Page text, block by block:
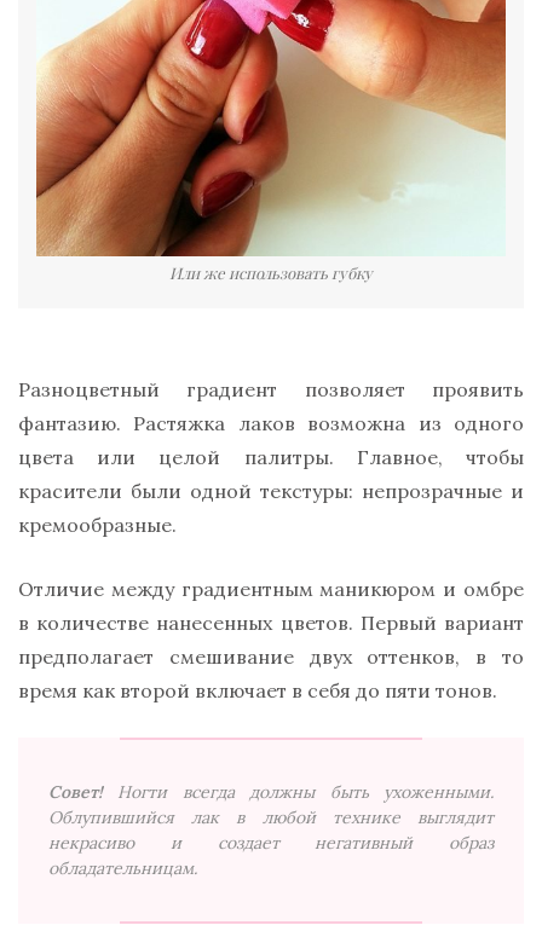
Или же использовать губку
Разноцветный градиент позволяет проявить
фантазию. Растяжка лаков возможна из одного
цвета или целой палитры. Главное, чтобы
красители были одной текстуры: непрозрачные и
кремообразные.
Отличие между градиентным маникюром и омбре
в количестве нанесенных цветов. Первый вариант
предполагает смешивание двух оттенков, в то
время как второй включает в себя до пяти тонов.
Совет!
Ногти всегда должны быть ухоженными.
Облупившийся лак в любой технике выглядит
некрасиво и создает негативный образ
обладательницам.